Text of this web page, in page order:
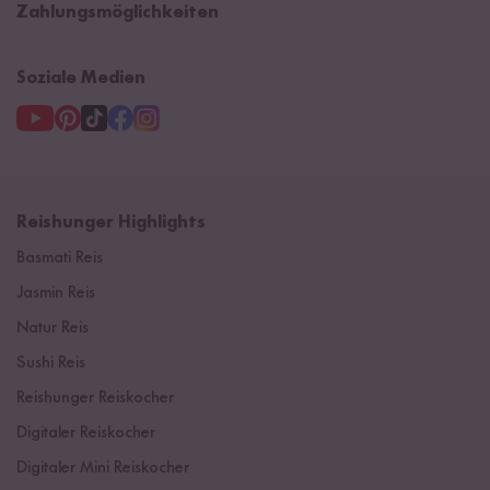
3 Jahre Garantie
Zahlungsmöglichkeiten
Soziale Medien
Reishunger Highlights
Basmati Reis
Jasmin Reis
Natur Reis
Sushi Reis
Reishunger Reiskocher
Digitaler Reiskocher